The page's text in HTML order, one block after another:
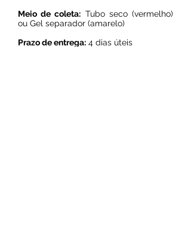
Meio de coleta: Tubo seco (vermelho)
ou Gel separador (amarelo)
Prazo de entrega: 4 dias úteis